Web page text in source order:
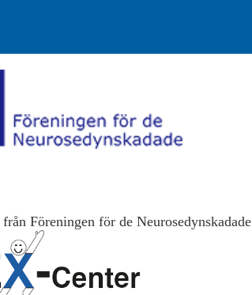
Föreningen för de Neurosedynskadade